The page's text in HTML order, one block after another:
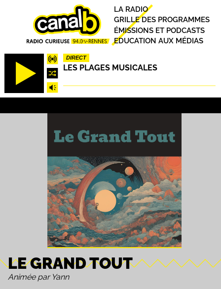
DIRECT
LES PLAGES MUSICALES
Principal
LA RADIO
GRILLE DES PROGRAMMES
ÉMISSIONS ET PODCASTS
EDUCATION AUX MÉDIAS
LE GRAND TOUT
Animée par Yann